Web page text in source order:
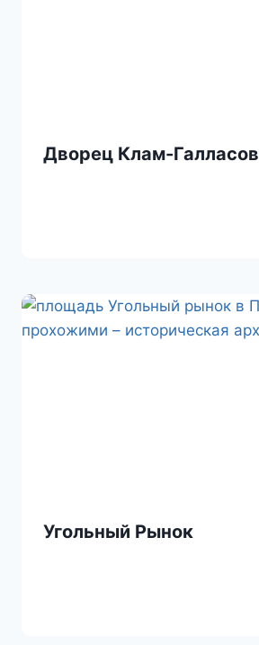
Дворец Клам-Галласов
Угольный Рынок